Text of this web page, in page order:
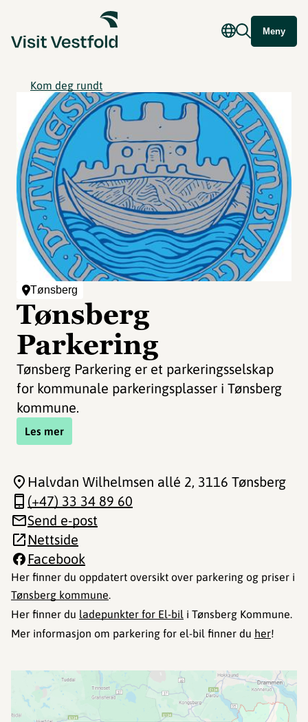
Meny
Kom deg rundt
Tønsberg
Tønsberg
Parkering
Tønsberg Parkering er et parkeringsselskap
for kommunale parkeringsplasser i Tønsberg
kommune.
Les mer
Her finner du oppdatert oversikt over parkering og priser i
Tønsberg kommune.
Her finner du ladepunkter for El-bil i Tønsberg Kommune.
Mer informasjon om parkering for el-bil finner du her!
Halvdan Wilhelmsen allé 2, 3116 Tønsberg
(+47) 33 34 89 60
Send e-post
Nettside
Facebook